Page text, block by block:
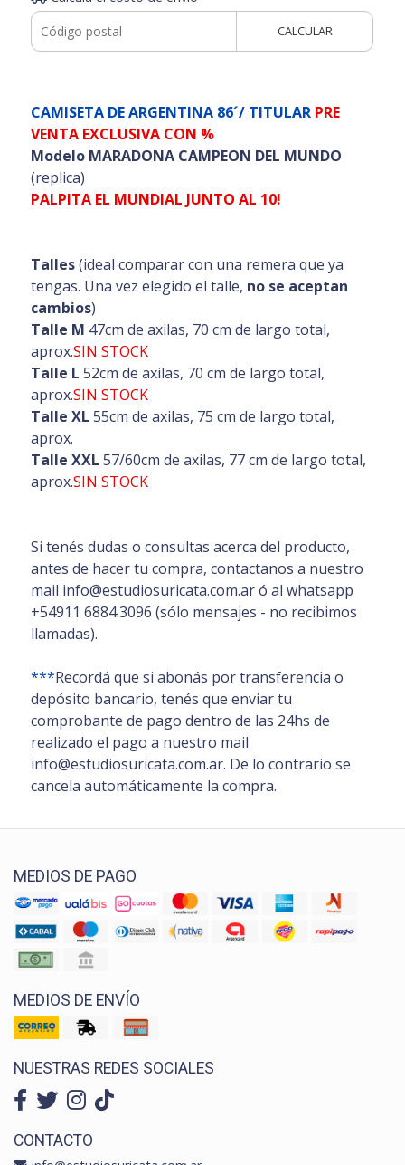
CALCULAR
CAMISETA DE ARGENTINA 86´/ TITULAR PRE
VENTA EXCLUSIVA CON %
Modelo MARADONA CAMPEON DEL MUNDO
(replica)
PALPITA EL MUNDIAL JUNTO AL 10!
Talles(ideal comparar con una remera que ya
tengas. Una vez elegido el talle, no se aceptan
cambios)
Talle M 47cm de axilas, 70 cm de largo total,
aprox.SIN STOCK
Talle L 52cm de axilas, 70 cm de largo total,
aprox.SIN STOCK
Talle XL 55cm de axilas, 75 cm de largo total,
aprox.
Talle XXL 57/60cm de axilas, 77 cm de largo total,
aprox.SIN STOCK
Si tenés dudas o consultas acerca del producto,
antes de hacer tu compra, contactanos a nuestro
mail info@estudiosuricata.com.ar ó al whatsapp
+54911 6884.3096 (sólo mensajes - no recibimos
llamadas).
***Recordá que si abonás por transferencia o
depósito bancario, tenés que enviar tu
comprobante de pago dentro de las 24hs de
realizado el pago a nuestro mail
info@estudiosuricata.com.ar. De lo contrario se
cancela automáticamente la compra.
MEDIOS DE PAGO
MEDIOS DE ENVÍO
NUESTRAS REDES SOCIALES
CONTACTO